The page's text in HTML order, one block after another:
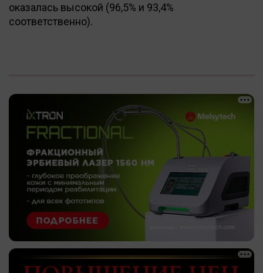
оказалась высокой (96,5% и 93,4%
соответственно).